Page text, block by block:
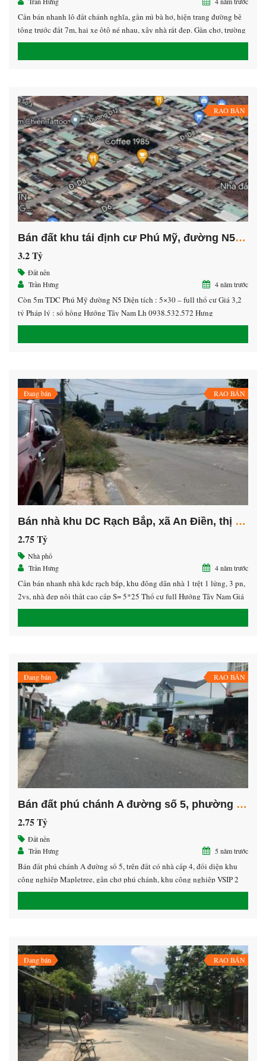
Cần bán nhanh lô đất chánh nghĩa, gần mì bà hơ, hiện trang đường bê
tông trước đất 7m, hai xe ôtô né nhau, xây nhà rất đẹp. Gần chợ, trường
học, vị trí thoáng đẹp, dân cư hiện hữu Diện tích 8 *17= 124,3m2 Thổ
RAO BÁN
Bán đất khu tái định cư Phú Mỹ, đường N5, phường Phú Tân, thành phố Thủ Dầu Một, tỉnh Bình Dương
3.2 Tỷ
Đất nền
Trần Hưng
4 năm trước
Còn 5m TDC Phú Mỹ đường N5 Diện tích : 5×30 – full thổ cư Giá 3,2
tỷ Pháp lý : sổ hồng Hướng Tây Nam Lh 0938.532.572 Hưng
Đang bán RAO BÁN
Bán nhà khu DC Rạch Bắp, xã An Điền, thị xã Bến Cát, tỉnh Bình Dương
2.75 Tỷ
Nhà phố
Trần Hưng
4 năm trước
Cần bán nhanh nhà kdc rạch bắp, khu đông dân nhà 1 trệt 1 lửng, 3 pn,
2vs, nhà đẹp nội thất cao cấp S= 5*25 Thổ cư full Hướng Tây Nam Giá
bán : 2.750tr Lh 0939.478.878 Hưng Zalo 0908.478.678
Đang bán RAO BÁN
Bán đất phú chánh A đường số 5, phường Hòa Phú, Thành phố Thủ Dầu Một, Bình Dương
2.75 Tỷ
Đất nền
Trần Hưng
5 năm trước
Bán đất phú chánh A đường số 5, trên đất có nhà cấp 4, đối diện khu
công nghiệp Mapletree, gần chợ phú chánh, khu công nghiệp VSIP 2
mở rộng – Diện tích 113m2 – Hướng Tây Nam LH 0908.478.678 Hưng
Đang bán RAO BÁN